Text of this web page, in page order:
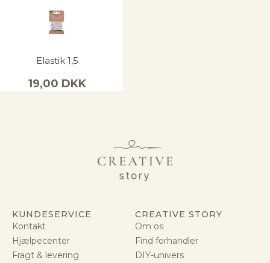
Elastik 1,5
19,00 DKK
KUNDESERVICE
Kontakt
Hjælpecenter
Fragt & levering
CREATIVE STORY
Om os
Find forhandler
DIY-univers